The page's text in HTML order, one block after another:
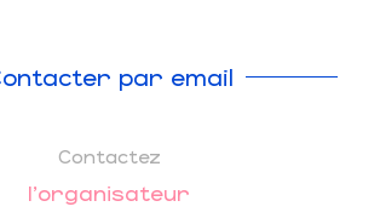
par email
Contactez
l'organisateur